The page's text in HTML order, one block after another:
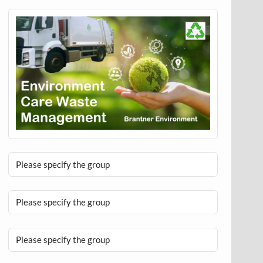
Please specify the group
Please specify the group
Please specify the group